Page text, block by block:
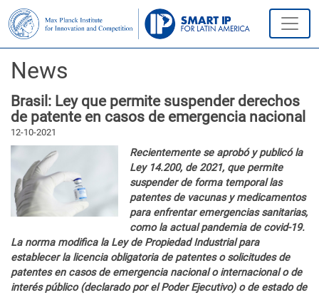
News
Brasil: Ley que permite suspender derechos
de patente en casos de emergencia nacional
12-10-2021
Recientemente se aprobó y publicó la
Ley 14.200, de 2021, que permite
suspender de forma temporal las
patentes de vacunas y medicamentos
para enfrentar emergencias sanitarias,
como la actual pandemia de covid-19.
La norma modifica la Ley de Propiedad Industrial para
establecer la licencia obligatoria de patentes o solicitudes de
patentes en casos de emergencia nacional o internacional o de
interés público (declarado por el Poder Ejecutivo) o de estado de